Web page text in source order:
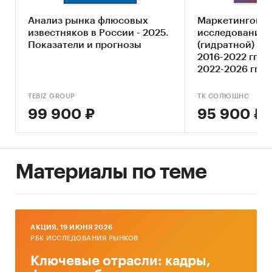
Конкурентный анализ на рынке
извести
Оценка факторов инвестиционной
привлекательности рынка
Прогноз развития рынка извести до 2026 г.
Источники информации:
статистики
Анализ рынка флюсовых
известняков в России - 2025.
Показатели и прогнозы
TEBIZ GROUP
99 900 ₽
Маркетинговое
исследование
(гидратной)
2016-2022 гг.
2022-2026 гг.
ТК СОЛЮШНС
95 900 ₽
Материалы по теме
AКЦИЯ, 19 ИЮНЯ 2026
РБК ИССЛЕДОВАНИЯ РЫНКОВ
Ключевые отрасли: кадры,